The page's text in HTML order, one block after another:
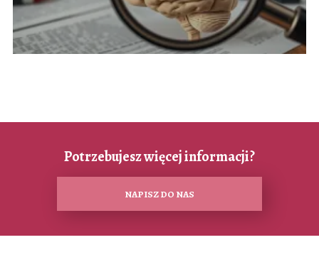
Potrzebujesz więcej informacji?
NAPISZ DO NAS